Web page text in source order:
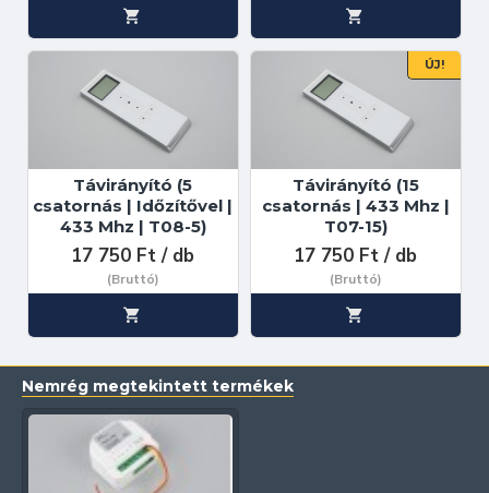
Távirányító (5
csatornás | Időzítővel |
433 Mhz | T08-5)
17 750 Ft / db
(Bruttó)
ÚJ!
Távirányító (15
csatornás | 433 Mhz |
T07-15)
17 750 Ft / db
(Bruttó)
Nemrég megtekintett termékek